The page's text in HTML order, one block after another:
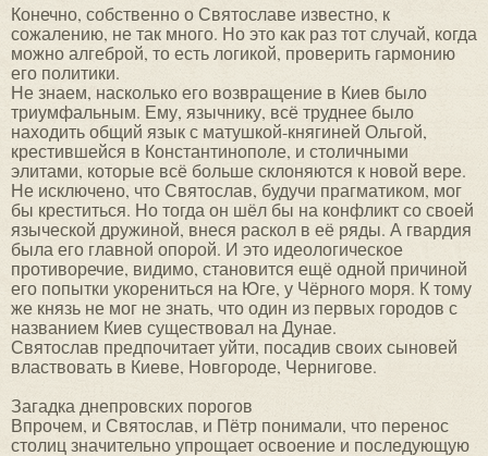
Конечно, собственно о Святославе известно, к
сожалению, не так много. Но это как раз тот случай, когда
можно алгеброй, то есть логикой, проверить гармонию
его политики.
Не знаем, насколько его возвращение в Киев было
триумфальным. Ему, язычнику, всё труднее было
находить общий язык с матушкой-княгиней Ольгой,
крестившейся в Константинополе, и столичными
элитами, которые всё больше склоняются к новой вере.
Не исключено, что Святослав, будучи прагматиком, мог
бы креститься. Но тогда он шёл бы на конфликт со своей
языческой дружиной, внеся раскол в её ряды. А гвардия
была его главной опорой. И это идеологическое
противоречие, видимо, становится ещё одной причиной
его попытки укорениться на Юге, у Чёрного моря. К тому
же князь не мог не знать, что один из первых городов с
названием Киев существовал на Дунае.
Святослав предпочитает уйти, посадив своих сыновей
властвовать в Киеве, Новгороде, Чернигове.
Загадка днепровских порогов
Впрочем, и Святослав, и Пётр понимали, что перенос
столиц значительно упрощает освоение и последующую